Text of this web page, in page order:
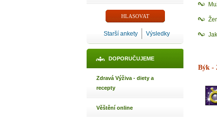
Starší ankety Výsledky
DOPORUČUJEME
Zdravá Výživa - diety a
recepty
Věštění online
Býk -